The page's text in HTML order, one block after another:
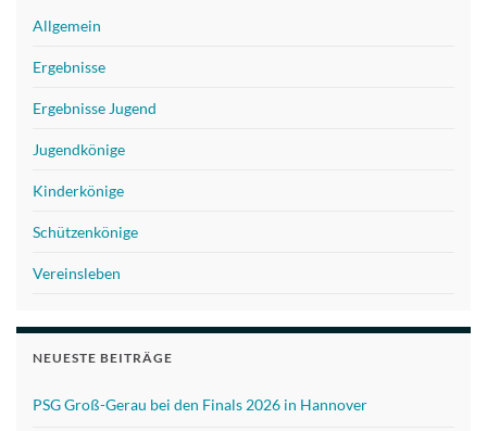
Allgemein
Ergebnisse
Ergebnisse Jugend
Jugendkönige
Kinderkönige
Schützenkönige
Vereinsleben
NEUESTE BEITRÄGE
PSG Groß-Gerau bei den Finals 2026 in Hannover